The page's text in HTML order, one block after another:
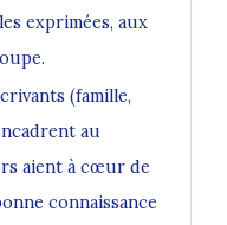
exprimées, aux
(famille,
au
aient à cœur de
connaissance